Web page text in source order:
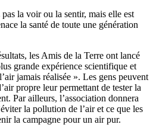
la voir ou la sentir, mais elle est
la santé de toute une génération
les Amis de la Terre ont lancé
grande expérience scientifique et
jamais réalisée ». Les gens peuvent
propre leur permettant de tester la
Par ailleurs, l’association donnera
la pollution de l’air et ce que les
la campagne pour un air pur.